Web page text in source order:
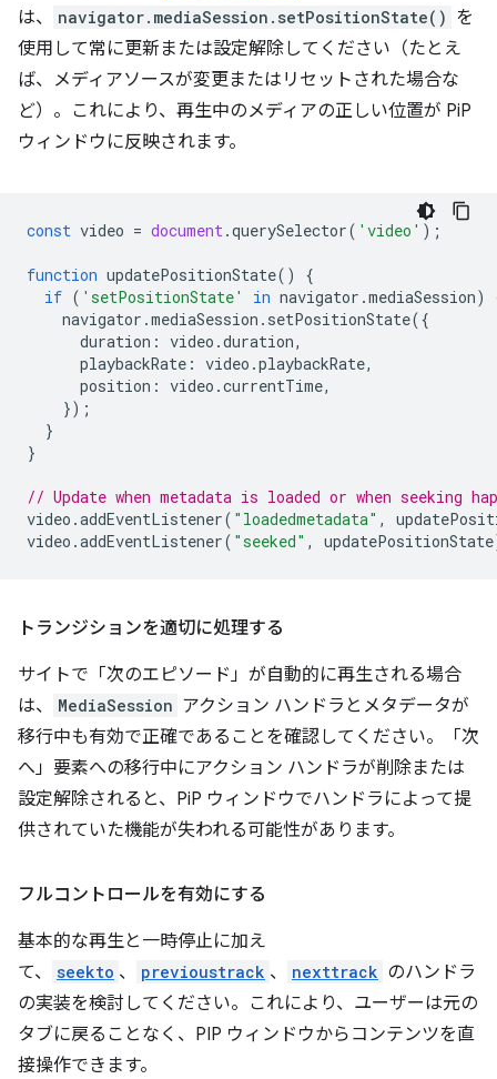
は、 navigator.mediaSession.setPositionState() を
使用して常に更新または設定解除してください（たとえ
ば、メディアソースが変更またはリセットされた場合な
ど）。これにより、再生中のメディアの正しい位置が PiP
ウィンドウに反映されます。
const video = document.querySelector( 'video' );
function updatePositionState()
{
if ( 'setPositionState' in navigator .mediaSession)
navigator .mediaSession . setPositionState({
duration : video .duration,
playbackRate : video .playbackRate,
position : video .currentTime,
});
}
}
// Update when metadata is loaded or when seeking
video .addEventListener( "loadedmetadata" ,
video .addEventListener( "seeked" , updatePositionState
トランジションを適切に処理する
サイトで「次のエピソード」が自動的に再生される場合
は、
MediaSession アクション ハンドラとメタデータが
移行中も有効で正確であることを確認してください。「次
へ」要素への移行中にアクション ハンドラが削除または
設定解除されると、PiP ウィンドウでハンドラによって提
供されていた機能が失われる可能性があります。
フルコントロールを有効にする
基本的な再生と一時停止に加え
て、
seekto 、 previoustrack 、 nexttrack のハンドラ
の実装を検討してください。これにより、ユーザーは元の
タブに戻ることなく、PIP ウィンドウからコンテンツを直
接操作できます。